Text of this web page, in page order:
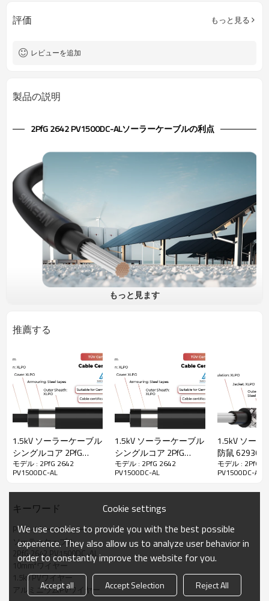
ジャケット
炎試験 IEC60332-1 規格
評価 もっと見る
レビューを追加
製品の説明
2PfG 2642 PV1500DC-ALソーラーケーブルの利点
UV 耐性のある低電圧ケーブル。非常に頑丈な外装のため、屋外での
使用に特に適しています。
地面への固定設置に関する TÜV Rheinland 2PfG2642 /01.22 に準拠し
ています。
· ハロゲンフリー
· 紫外線耐性
· XLPO断熱材とジャケット
· シンプルなフィード、ジャケットの低摩擦
· 難燃性 lEC 60332-1
2PfG 2642 PV1500DC-AL ソーラーケーブル技術データ
定格温度
試験電圧
6.5kVAC / 5分
定格電圧
直流1500V
U0/U=1000V
もっと見ます
推薦する
1.5kV ソーラーケーブル
シングルコア 2PfG
2642 PV1500DC-AL DB
TÜV
モデル : 2PfG 2642
PV1500DC-AL
1.5kV ソーラーケーブル
シングルコア 2PfG
2642 PV1500DC-AL-K
DB TÜV
モデル : 2PfG 2642
PV1500DC-AL
1.5kV ソーラ
防鼠 62930
H1Z2Z2-K
モデル : 2PfG
PV1500DC-AL
キーワード
PVワイヤーメーカー
ソーラーケーブル
2PfG 2642 PV1500DC-AL
10mm²ワイヤー
1.5kv PVワイヤー
アルミニウムPVワイヤー
Cookie settings
We use cookies to provide you with the best possible
experience. They also allow us to analyze user behavior in
order to constantly improve the website for you.
Accept all Accept Selection Reject All